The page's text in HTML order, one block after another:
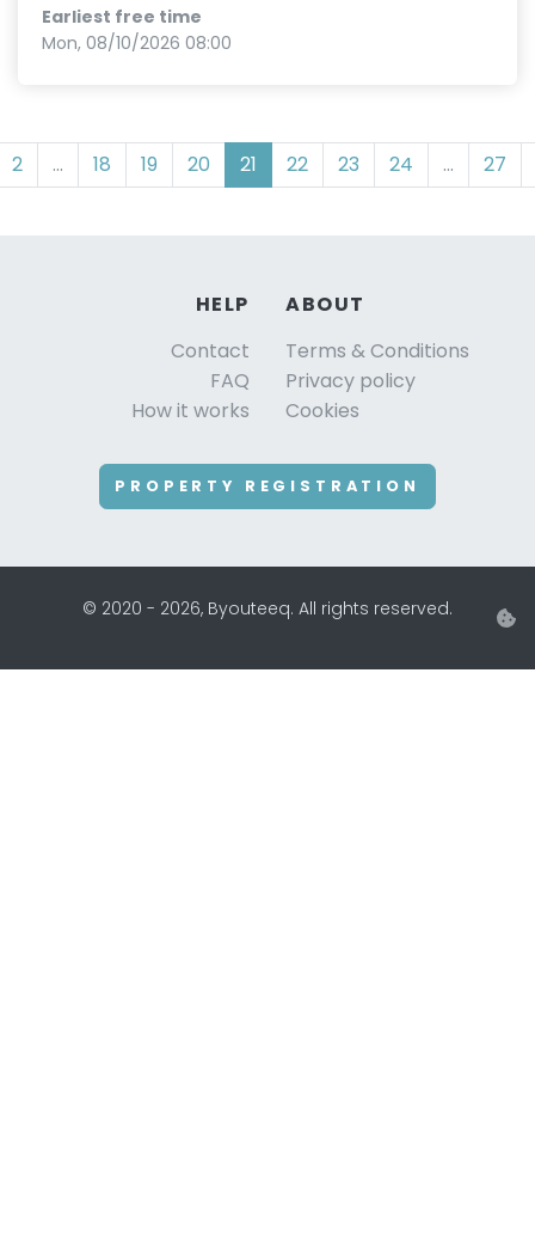
Earliest free time
Mon, 08/10/2026 08:00
2 ... 18 19 20 21 22 23 24 ... 27
HELP
Contact
FAQ
How it works
ABOUT
Terms & Conditions
Privacy policy
Cookies
PROPERTY REGISTRATION
© 2020 - 2026, Byouteeq. All rights reserved.